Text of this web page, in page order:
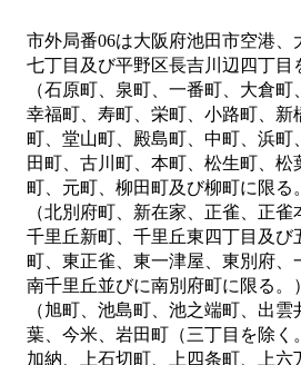
市外局番06は大阪府池田市空港、
七丁目及び平野区長吉川辺四丁目
（石原町、泉町、一番町、大倉町
幸福町、寿町、栄町、小路町、新
町、堂山町、殿島町、中町、浜町
田町、古川町、本町、松生町、松
町、元町、柳田町及び柳町に限る
（北別府町、新在家、正雀、正雀
千里丘新町、千里丘東四丁目及び
町、東正雀、東一津屋、東別府、
南千里丘並びに南別府町に限る。
（旭町、池島町、池之端町、出
葉、今米、岩田町（三丁目を除く
加納、上石切町、上四条町、上六